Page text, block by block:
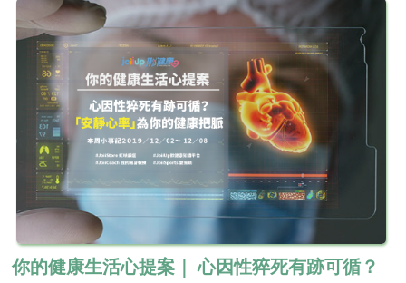
你的健康生活心提案｜ 心因性猝死有跡可循？